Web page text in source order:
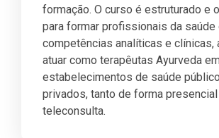
formação. O curso é estruturado e
para formar profissionais da saúde
competências analíticas e clínicas,
atuar como terapêutas Ayurveda em
estabelecimentos de saúde
privados, tanto de forma
teleconsulta.